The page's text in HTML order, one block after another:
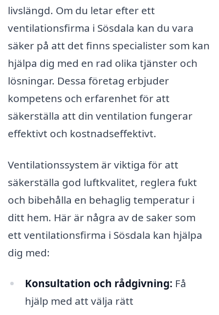
livslängd. Om du letar efter ett
ventilationsfirma i Sösdala kan du vara
säker på att det finns specialister som kan
hjälpa dig med en rad olika tjänster och
lösningar. Dessa företag erbjuder
kompetens och erfarenhet för att
säkerställa att din ventilation fungerar
effektivt och kostnadseffektivt.
Ventilationssystem är viktiga för att
säkerställa god luftkvalitet, reglera fukt
och bibehålla en behaglig temperatur i
ditt hem. Här är några av de saker som
ett ventilationsfirma i Sösdala kan hjälpa
dig med:
Konsultation och rådgivning: Få
hjälp med att välja rätt